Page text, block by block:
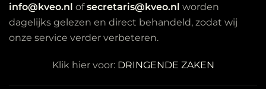
info@kveo.nl ofsecretaris@kveo.nl worden
dagelijks gelezen en direct behandeld, zodat wij
onze service verder verbeteren.
Klik hier voor: DRINGENDE ZAKEN